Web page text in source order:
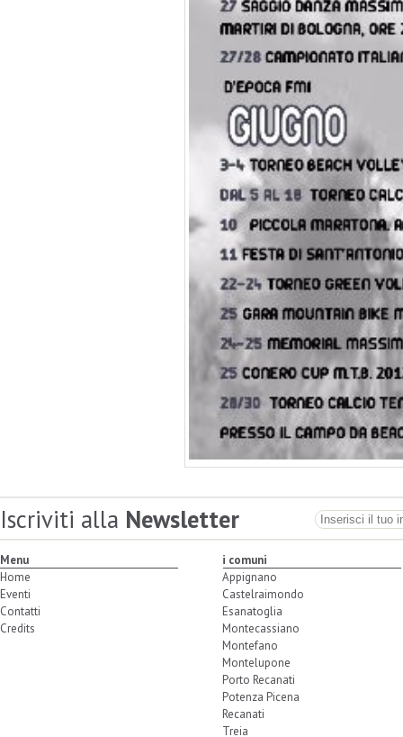
Iscriviti alla Newsletter
Menu
Home
Eventi
Contatti
Credits
i comuni
Appignano
Castelraimondo
Esanatoglia
Montecassiano
Montefano
Montelupone
Porto Recanati
Potenza Picena
Recanati
Treia